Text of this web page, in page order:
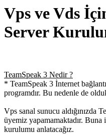
Vps ve Vds
Server
TeamSpeak 3 Nedir ?
* TeamSpeak 3 İnternet
programdır. Bu nedenle de
Vps sanal sunucu aldığınızda
üyemiz yapamamaktadır.
kurulumu anlatacağız.